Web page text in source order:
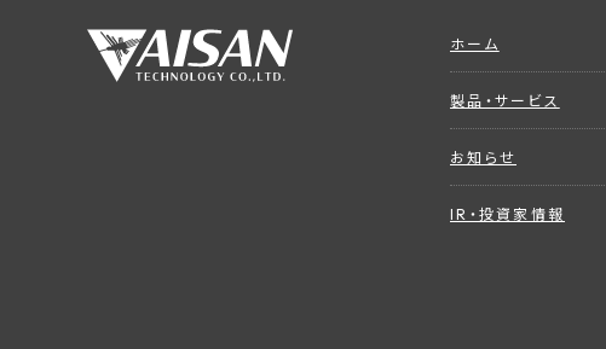
ホーム
製品・サービス
お知らせ
IR・投資家情報